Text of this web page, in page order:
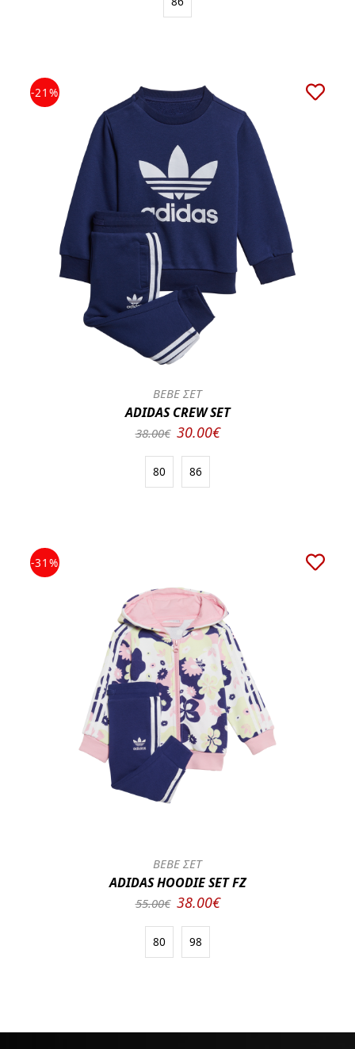
-21%
BEBE ΣΕΤ
ADIDAS CREW SET
38.00€ 30.00€
80 86
-31%
BEBE ΣΕΤ
ADIDAS HOODIE SET FZ
55.00€ 38.00€
80 98